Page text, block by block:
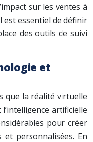
sur les ventes à
est essentiel de définir
des outils de suivi
et
que la réalité virtuelle
artificielle
pour créer
et personnalisées. En